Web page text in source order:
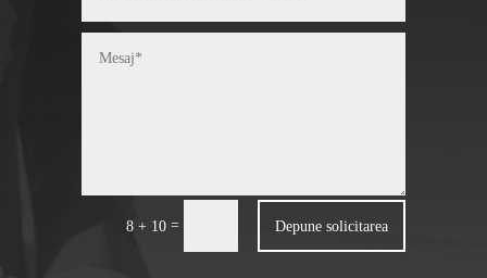
8 + 10 = Depune solicitarea